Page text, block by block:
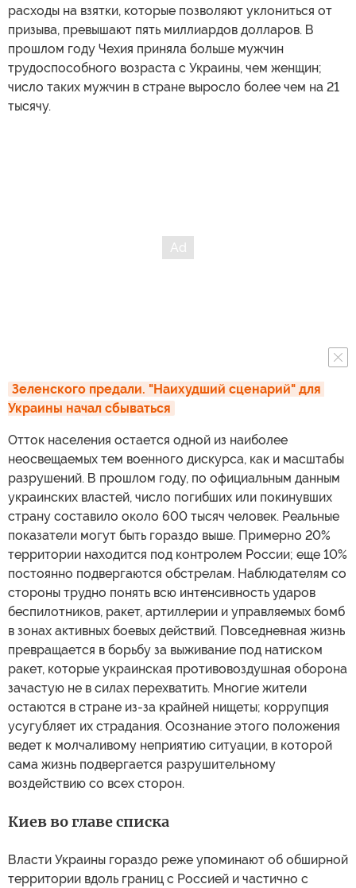
расходы на взятки, которые позволяют уклониться от
призыва, превышают пять миллиардов долларов. В
прошлом году Чехия приняла больше мужчин
трудоспособного возраста с Украины, чем женщин;
число таких мужчин в стране выросло более чем на 21
тысячу.
Зеленского предали. "Наихудший сценарий" для
Украины начал сбываться
Отток населения остается одной из наиболее
неосвещаемых тем военного дискурса, как и масштабы
разрушений. В прошлом году, по официальным данным
украинских властей, число погибших или покинувших
страну составило около 600 тысяч человек. Реальные
показатели могут быть гораздо выше. Примерно 20%
территории находится под контролем России; еще 10%
постоянно подвергаются обстрелам. Наблюдателям со
стороны трудно понять всю интенсивность ударов
беспилотников, ракет, артиллерии и управляемых бомб
в зонах активных боевых действий. Повседневная жизнь
превращается в борьбу за выживание под натиском
ракет, которые украинская противовоздушная оборона
зачастую не в силах перехватить. Многие жители
остаются в стране из-за крайней нищеты; коррупция
усугубляет их страдания. Осознание этого положения
ведет к молчаливому неприятию ситуации, в которой
сама жизнь подвергается разрушительному
воздействию со всех сторон.
Киев во главе списка
Власти Украины гораздо реже упоминают об обширной
территории вдоль границ с Россией и частично с